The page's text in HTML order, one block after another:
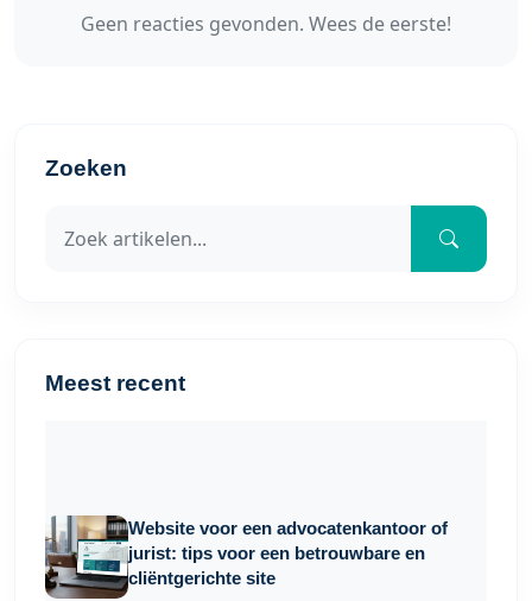
Geen reacties gevonden. Wees de eerste!
Zoeken
Meest recent
Website voor een advocatenkantoor of
jurist: tips voor een betrouwbare en
cliëntgerichte site